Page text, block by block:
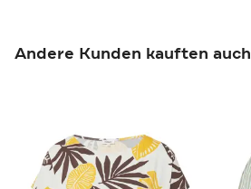
Andere Kunden kauften auch